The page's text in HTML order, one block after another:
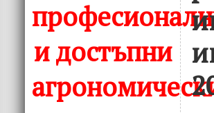
и достъпни